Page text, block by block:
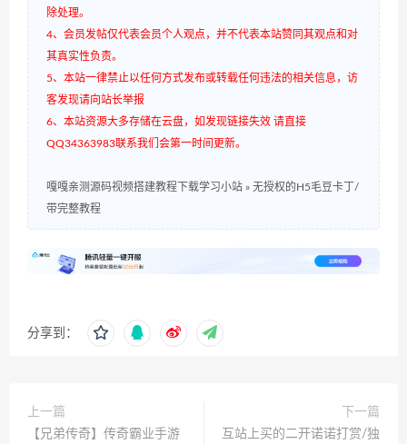
除处理。
4、会员发帖仅代表会员个人观点，并不代表本站赞同其观点和对
其真实性负责。
5、本站一律禁止以任何方式发布或转载任何违法的相关信息，访
客发现请向站长举报
6、本站资源大多存储在云盘，如发现链接失效 请直接
QQ34363983联系我们会第一时间更新。
嘎嘎亲测源码视频搭建教程下载学习小站 » 无授权的H5毛豆卡丁/
带完整教程
分享到：
上一篇
【兄弟传奇】传奇霸业手游
下一篇
互站上买的二开诺诺打赏/独